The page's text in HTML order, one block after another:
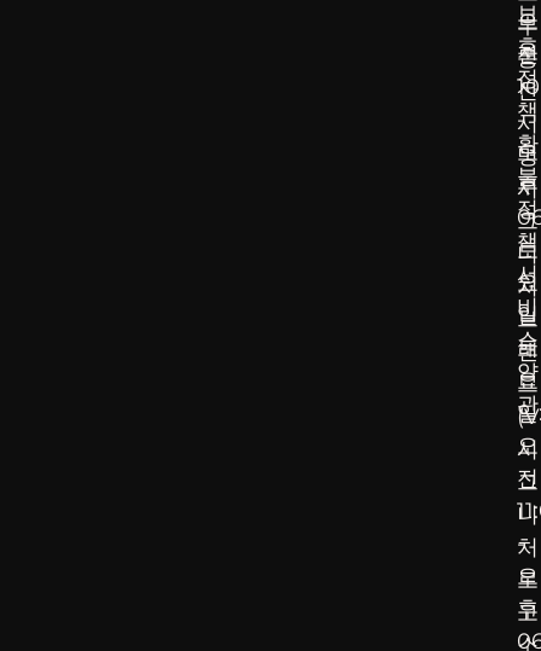
부
동
산
서
명
시
그
니
처
브
랜
드
시
그
니
처
로
고
소
보
호
정
책
환
불
정
책
서
비
스
약
관
오
전
-
오
후
토
요
일
토
요
오
전
-
오
후